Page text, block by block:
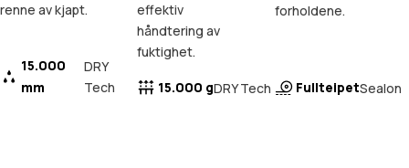
renne av kjapt.
15.000
mm
DRY
Tech
effektiv
håndtering av
fuktighet.
15.000 gDRY Tech
forholdene.
FullteipetSealon